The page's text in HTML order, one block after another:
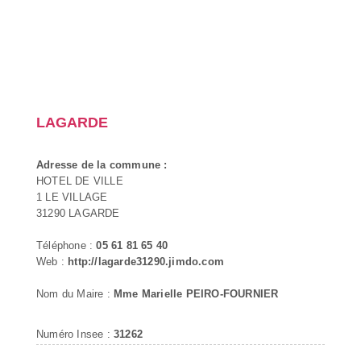
LAGARDE
Adresse de la commune :
HOTEL DE VILLE
1 LE VILLAGE
31290 LAGARDE
Téléphone :05 61 81 65 40
Web : http://lagarde31290.jimdo.com
Nom du Maire : Mme Marielle PEIRO-FOURNIER
Numéro Insee : 31262